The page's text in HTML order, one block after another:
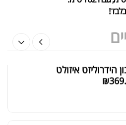
הידרוליזט איזולט
₪